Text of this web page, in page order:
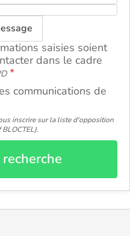
saisies soient
dans le cadre
communications de
inscrire sur la liste d'opposition